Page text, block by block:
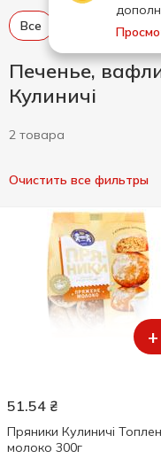
Все
Печенье,
Кулиничі
2 товара
Очистить все фильтры
+
51.54 ₴
Пряники Кулиничі
молоко 300г